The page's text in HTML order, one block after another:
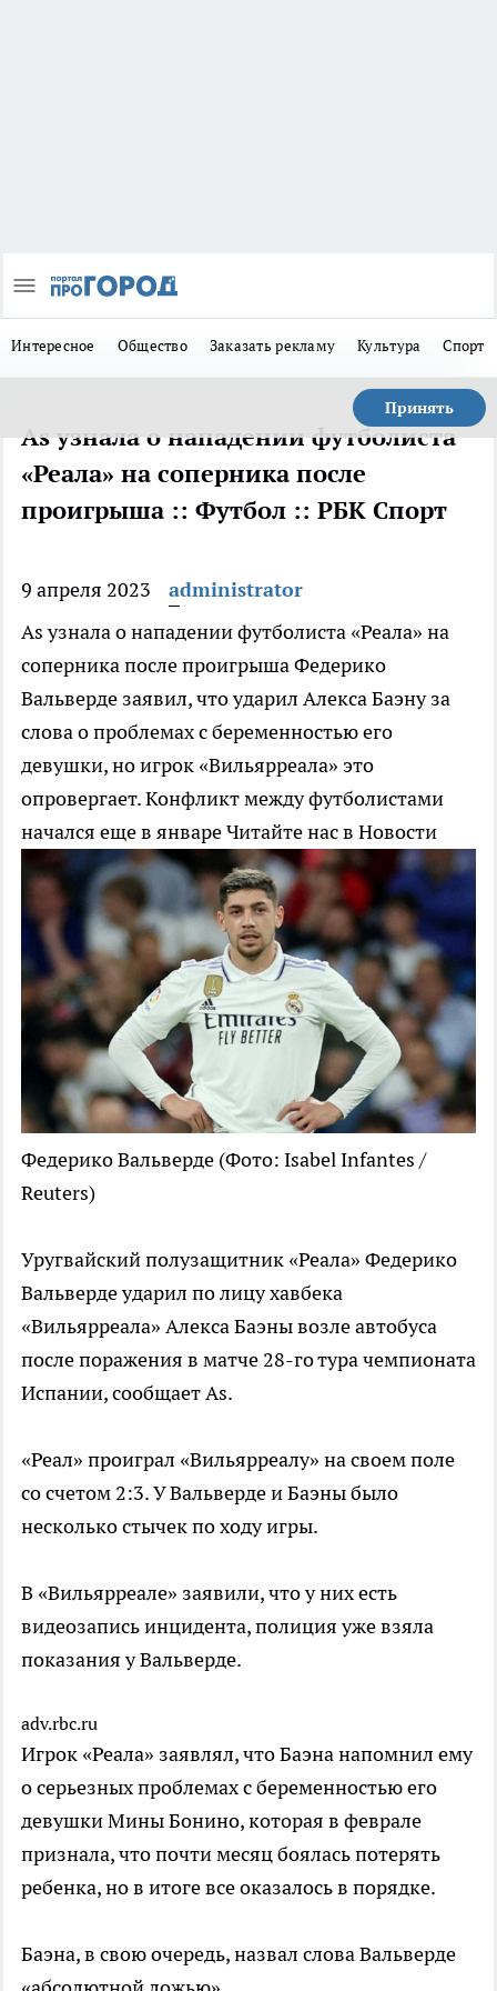
Интересное Общество Заказать рекламу Культура Спорт
Принять
As узнала о нападении футболиста
«Реала» на соперника после
проигрыша :: Футбол :: РБК Спорт
9 апреля 2023
administrator
As узнала о нападении футболиста «Реала» на
соперника после проигрышаФедерико
Вальверде заявил, что ударил Алекса Баэну за
слова о проблемах с беременностью его
девушки, но игрок «Вильярреала» это
опровергает. Конфликт между футболистами
начался еще в январеЧитайте нас в Новости
Федерико Вальверде (Фото: Isabel Infantes /
Reuters)
Уругвайский полузащитник «Реала» Федерико
Вальверде ударил по лицу хавбека
«Вильярреала» Алекса Баэны возле автобуса
после поражения в матче 28-го тура чемпионата
Испании, сообщает As.
«Реал» проиграл «Вильярреалу» на своем поле
со счетом 2:3. У Вальверде и Баэны было
несколько стычек по ходу игры.
В «Вильярреале» заявили, что у них есть
видеозапись инцидента, полиция уже взяла
показания у Вальверде.
adv.rbc.ru
Игрок «Реала» заявлял, что Баэна напомнил ему
о серьезных проблемах с беременностью его
девушки Мины Бонино, которая в феврале
признала, что почти месяц боялась потерять
ребенка, но в итоге все оказалось в порядке.
Баэна, в свою очередь, назвал слова Вальверде